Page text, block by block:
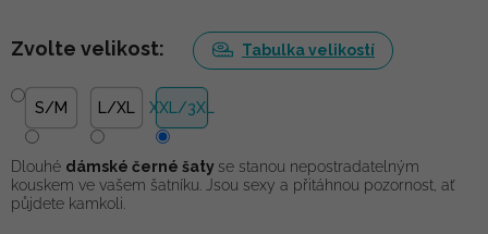
Zvolte velikost: Tabulka velikostí
S/M L/XL XXL/3XL
Dlouhé dámské černé šaty se stanou nepostradatelným
kouskem ve vašem šatníku. Jsou sexy a přitáhnou pozornost, ať
půjdete kamkoli.